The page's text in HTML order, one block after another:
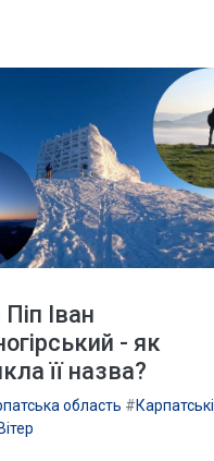
Іван
- як
її назва?
область #Карпатські
Вітер